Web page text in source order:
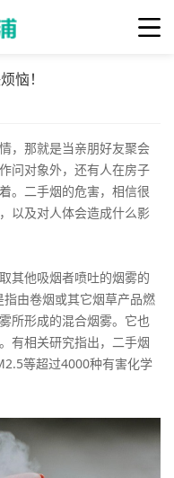
恼！
，那就是当亲朋好友聚会
问对象外，还有人在房子
。二手烟的危害，相信很
以及对人体会造成什么影
其他吸烟者喷吐的烟雾的
指由卷烟或其它烟草产品燃
所形成的混合烟雾。它也
有相关研究指出，二手烟
等超过4000种有害化学